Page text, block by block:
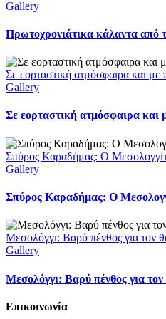
Gallery
Πρωτοχρονιάτικα κάλαντα από
Σε εορταστική ατμόσφαιρα και
Gallery
Σε εορταστική ατμόσφαιρα και
Σπύρος Καραδήμας: Ο
Gallery
Σπύρος Καραδήμας: Ο
Μεσολόγγι: Βαρύ πένθος για τον
Gallery
Μεσολόγγι: Βαρύ πένθος για
Επικοινωνία